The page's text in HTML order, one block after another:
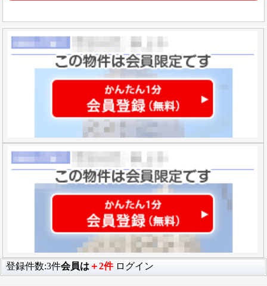
登録件数:3件会員は ＋2件 ログイン